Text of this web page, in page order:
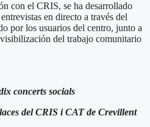
con el CRIS, se ha desarrollado
en directo a través del
por los usuarios del centro, junto a
del trabajo comunitario
concerts socials
del CRIS i CAT de Crevillent